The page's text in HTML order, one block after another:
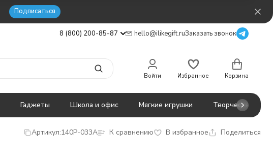
Подписаться
8 (800) 200-85-87 hello@ilikegift.ruЗаказать звонок
Войти Избранное Корзина
Гаджеты Школа и офис Мягкие игрушки Творчество
Артикул:140P-033A К сравнению В избранное Поделиться